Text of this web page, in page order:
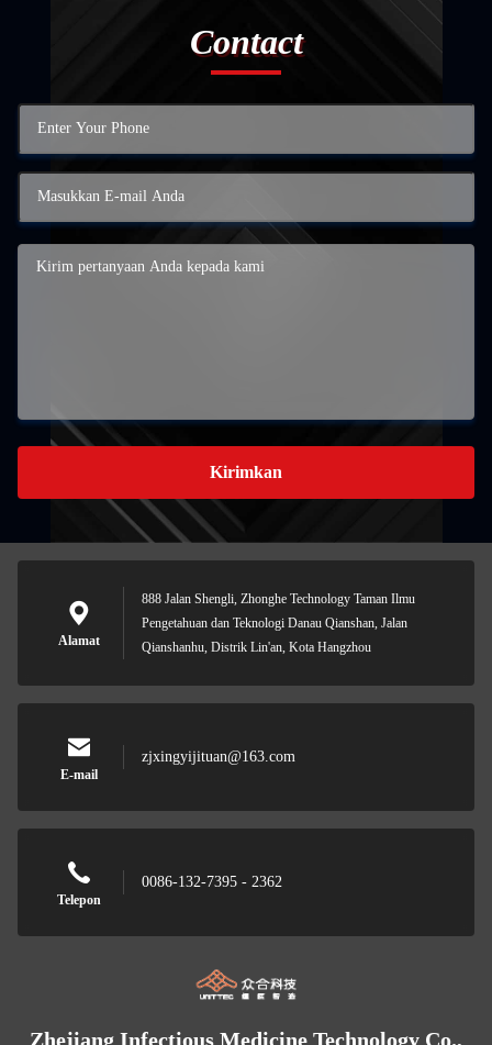
Contact
Kirimkan
Alamat
888 Jalan Shengli, Zhonghe Technology Taman Ilmu
Pengetahuan dan Teknologi Danau Qianshan, Jalan
Qianshanhu, Distrik Lin'an, Kota Hangzhou
E-mail
zjxingyijituan@163.com
Telepon
0086-132-7395 - 2362
Zhejiang Infectious Medicine Technology Co.,